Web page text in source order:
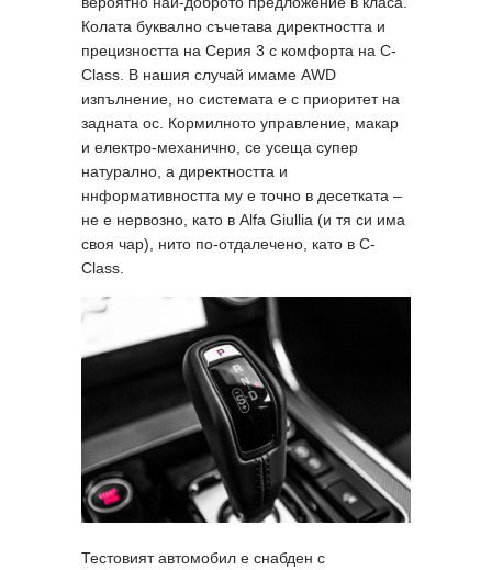
Колата буквално съчетава директността и
прецизността на Серия 3 с комфорта на C-
Class. В нашия случай имаме АWD
изпълнение, но системата е с приоритет на
задната ос. Кормилното управление, макар
и електро-механично, се усеща супер
натурално, а директността и
ннформативността му е точно в десетката –
не е нервозно, като в Alfa Giullia (и тя си има
своя чар), нито по-отдалечено, като в C-
Class.
Тестовият автомобил е снабден с